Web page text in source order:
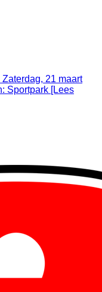
Zaterdag, 21 maart
Sportpark [Lees